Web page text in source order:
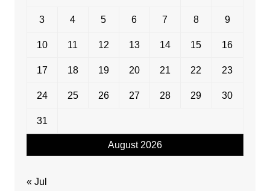
August 2026
3 4 5 6 7 8 9
10 11 12 13 14 15 16
17 18 19 20 21 22 23
24 25 26 27 28 29 30
31
« Jul